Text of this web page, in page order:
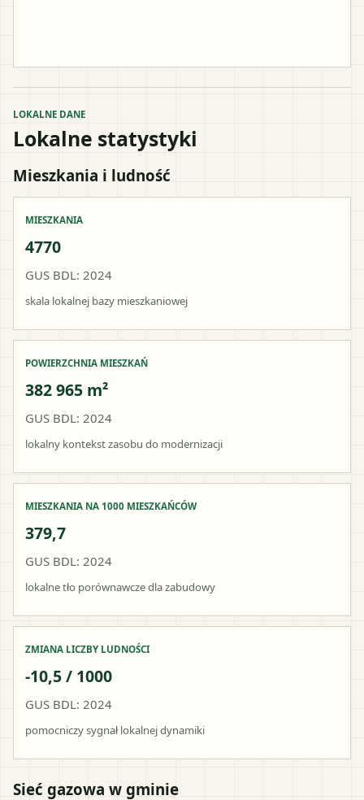
LOKALNE DANE
Lokalne statystyki
Mieszkania i ludność
MIESZKANIA
4770
GUS BDL: 2024
skala lokalnej bazy mieszkaniowej
POWIERZCHNIA MIESZKAŃ
382 965 m²
GUS BDL: 2024
lokalny kontekst zasobu do modernizacji
MIESZKANIA NA 1000 MIESZKAŃCÓW
379,7
GUS BDL: 2024
lokalne tło porównawcze dla zabudowy
ZMIANA LICZBY LUDNOŚCI
-10,5 / 1000
GUS BDL: 2024
pomocniczy sygnał lokalnej dynamiki
Sieć gazowa w gminie